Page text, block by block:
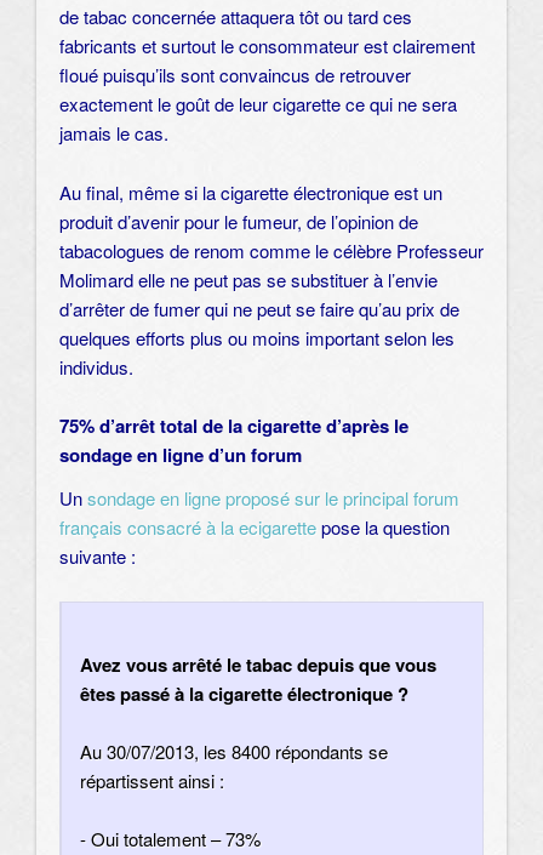
de tabac concernée attaquera tôt ou tard ces
fabricants et surtout le consommateur est clairement
floué puisqu’ils sont convaincus de retrouver
exactement le goût de leur cigarette ce qui ne sera
jamais le cas.
Au final, même si la cigarette électronique est un
produit d’avenir pour le fumeur, de l’opinion de
tabacologues de renom comme le célèbre Professeur
Molimard elle ne peut pas se substituer à l’envie
d’arrêter de fumer qui ne peut se faire qu’au prix de
quelques efforts plus ou moins important selon les
individus.
75% d’arrêt total de la cigarette d’après le
sondage en ligne d’un forum
Unsondage en ligne proposé sur le principal forum
français consacré à la ecigarettepose la question
suivante :
Avez vous arrêté le tabac depuis que vous
êtes passé à la cigarette électronique ?
Au 30/07/2013, les 8400 répondants se
répartissent ainsi :
- Oui totalement – 73%